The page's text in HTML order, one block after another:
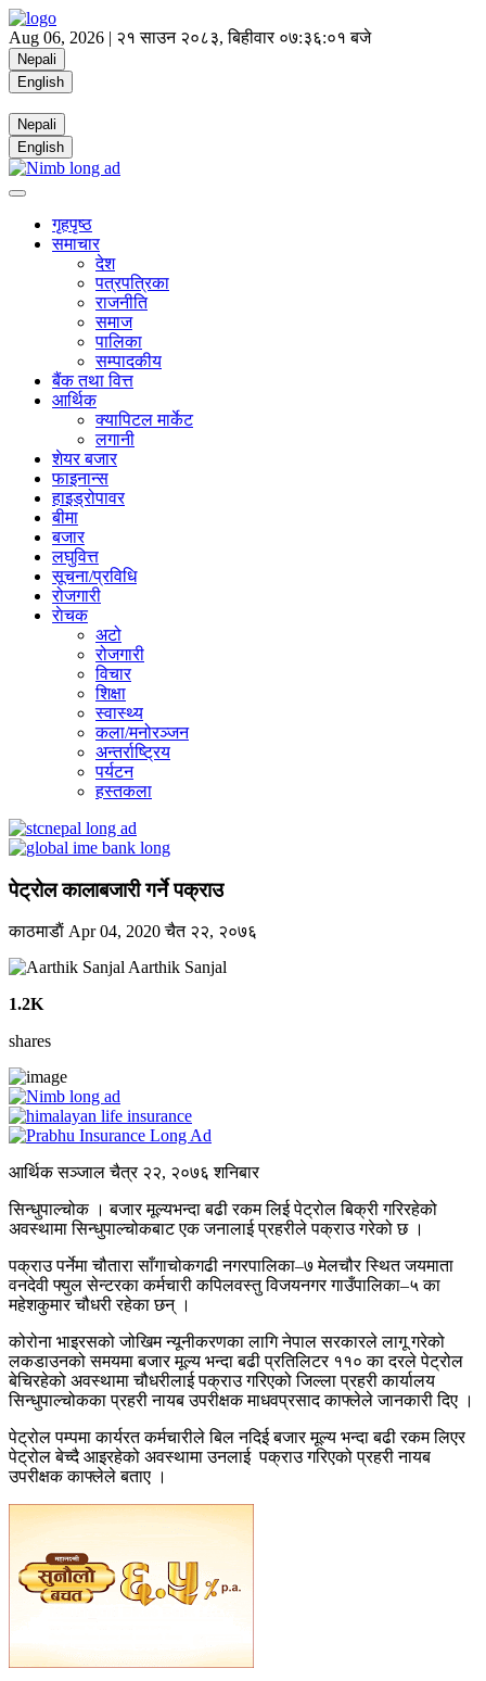
Aug 06, 2026 | २१ साउन २०८३, बिहीवार ०७:३६:०२ बजे
Nepali
English
Nepali
English
गृहपृष्ठ
समाचार
देश
पत्रपत्रिका
राजनीति
समाज
पालिका
सम्पादकीय
बैंक तथा वित्त
आर्थिक
क्यापिटल मार्केट
लगानी
शेयर बजार
फाइनान्स
हाइड्रोपावर
बीमा
बजार
लघुवित्त
सूचना/प्रविधि
रोजगारी
राेचक
अटो
रोजगारी
विचार
शिक्षा
स्वास्थ्य
कला/मनोरञ्जन
अन्तर्राष्ट्रिय
पर्यटन
हस्तकला
पेट्रोल कालाबजारी गर्ने पक्राउ
काठमाडाैं Apr 04, 2020चैत २२, २०७६
Aarthik Sanjal
1.2K
shares
आर्थिक सञ्जाल चैत्र २२, २०७६ शनिबार
सिन्धुपाल्चोक । बजार मूल्यभन्दा बढी रकम लिई पेट्रोल बिक्री गरिरहेको
अवस्थामा सिन्धुपाल्चोकबाट एक जनालाई प्रहरीले पक्राउ गरेको छ ।
पक्राउ पर्नेमा चौतारा साँगाचोकगढी नगरपालिका–७ मेलचौर स्थित जयमाता
वनदेवी फ्युल सेन्टरका कर्मचारी कपिलवस्तु विजयनगर गाउँपालिका–५ का
महेशकुमार चौधरी रहेका छन् ।
कोरोना भाइरसको जोखिम न्यूनीकरणका लागि नेपाल सरकारले लागू गरेको
लकडाउनको समयमा बजार मूल्य भन्दा बढी प्रतिलिटर ११० का दरले पेट्रोल
बेचिरहेको अवस्थामा चौधरीलाई पक्राउ गरिएको जिल्ला प्रहरी कार्यालय
सिन्धुपाल्चोकका प्रहरी नायब उपरीक्षक माधवप्रसाद काफ्लेले जानकारी दिए ।
पेट्रोल पम्पमा कार्यरत कर्मचारीले बिल नदिई बजार मूल्य भन्दा बढी रकम लिएर
पेट्रोल बेच्दै आइरहेको अवस्थामा उनलाई पक्राउ गरिएको प्रहरी नायब
उपरीक्षक काफ्लेले बताए ।